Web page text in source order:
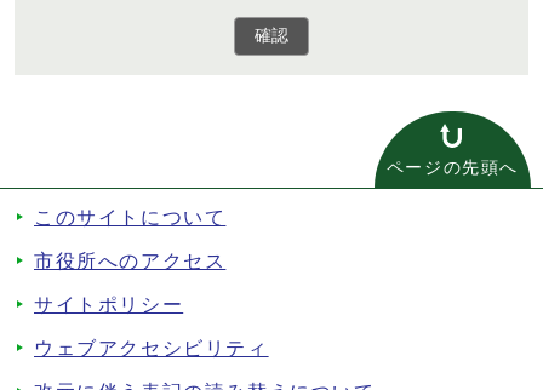
確認
ページの先頭へ
このサイトについて
市役所へのアクセス
サイトポリシー
ウェブアクセシビリティ